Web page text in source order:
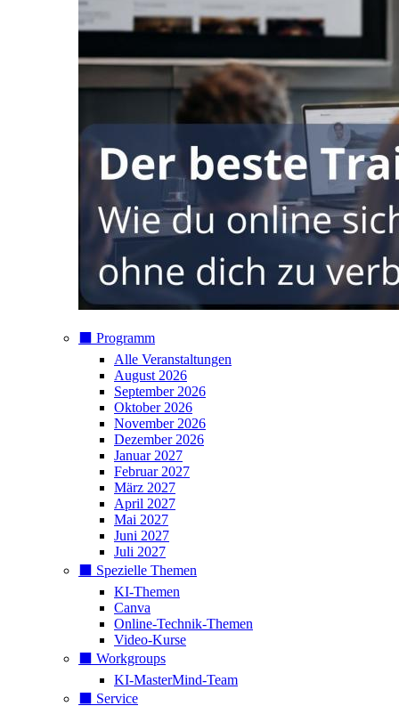
⬛️ Programm
Alle Veranstaltungen
August 2026
September 2026
Oktober 2026
November 2026
Dezember 2026
Januar 2027
Februar 2027
März 2027
April 2027
Mai 2027
Juni 2027
Juli 2027
⬛️ Spezielle Themen
KI-Themen
Canva
Online-Technik-Themen
Video-Kurse
⬛️ Workgroups
KI-MasterMind-Team
⬛️ Service